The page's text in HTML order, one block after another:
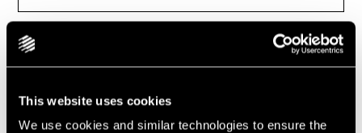
This website uses cookies
We use cookies and similar technologies to ensure the
Relaterade uppdrag & artiklar